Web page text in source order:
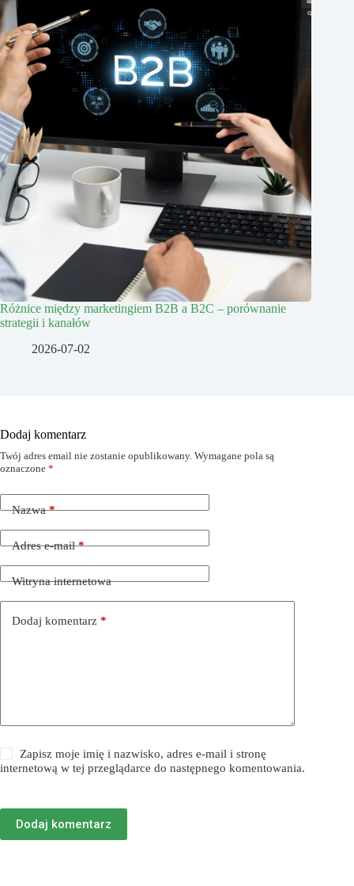
Różnice między marketingiem B2B a B2C – porównanie
strategii i kanałów
2026-07-02
Dodaj komentarz
Twój adres email nie zostanie opublikowany. Wymagane pola są
oznaczone *
Nazwa*
Adres e-mail*
Witryna internetowa
Dodaj komentarz *
Zapisz moje imię i nazwisko, adres e-mail i stronę
internetową w tej przeglądarce do następnego komentowania.
Dodaj komentarz